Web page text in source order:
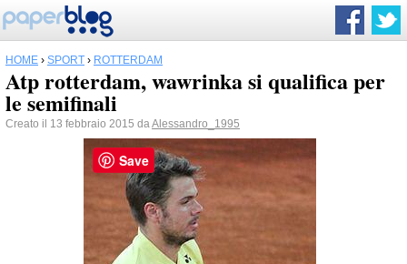
HOME › SPORT › ROTTERDAM
Atp rotterdam, wawrinka si qualifica per
le semifinali
Creato il 13 febbraio 2015 daAlessandro_1995
Save